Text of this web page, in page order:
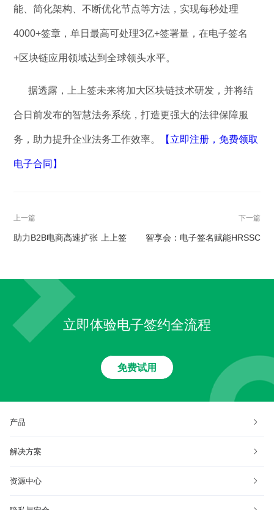
能、简化架构、不断优化节点等方法，实现每秒处理
4000+签章，单日最高可处理3亿+签署量，在电子签名
+区块链应用领域达到全球领头水平。
据透露，上上签未来将加大区块链技术研发，并将结
合日前发布的智慧法务系统，打造更强大的法律保障服
务，助力提升企业法务工作效率。 【立即注册，免费领取
电子合同】
上一篇
助力B2B电商高速扩张 上上签
下一篇
智享会：电子签名赋能HRSSC
立即体验电子签约全流程
免费试用
产品
解决方案
资源中心